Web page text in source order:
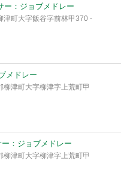
ー：ジョブメドレー
津町大字飯谷字前林甲370 -
メドレー
津町大字柳津字上荒町甲
ー：ジョブメドレー
津町大字柳津字上荒町甲